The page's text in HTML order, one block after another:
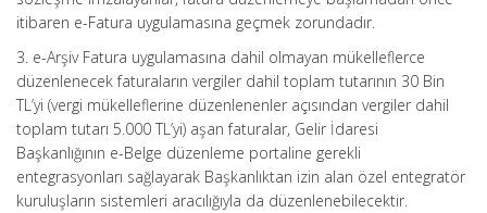
itibaren e-Fatura uygulamasına geçmek zorundadır.
3. e-Arşiv Fatura uygulamasına dahil olmayan mükelleflerce
düzenlenecek faturaların vergiler dahil toplam tutarının 30 Bin
TL’yi (vergi mükelleflerine düzenlenenler açısından vergiler dahil
toplam tutarı 5.000 TL’yi) aşan faturalar, Gelir İdaresi
Başkanlığının e-Belge düzenleme portaline gerekli
entegrasyonları sağlayarak Başkanlıktan izin alan özel entegratör
kuruluşların sistemleri aracılığıyla da düzenlenebilecektir.